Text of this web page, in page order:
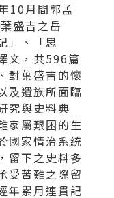
10月間郭孟
盛吉之岳
」、「思
文，共596篇
對葉盛吉的懷
及遺族所面臨
究與史料典
家屬艱困的生
國家情治系統
留下之史料多
受苦難之際留
年累月連貫記